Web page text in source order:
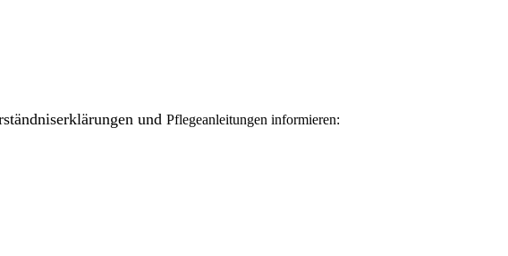
und Pflegeanleitungen informieren: